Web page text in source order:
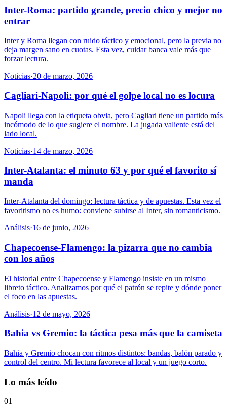
Inter-Roma: partido grande, precio chico y mejor no
entrar
Inter y Roma llegan con ruido táctico y emocional, pero la previa no
deja margen sano en cuotas. Esta vez, cuidar banca vale más que
forzar lectura.
Noticias·20 de marzo, 2026
Cagliari-Napoli: por qué el golpe local no es locura
Napoli llega con la etiqueta obvia, pero Cagliari tiene un partido más
incómodo de lo que sugiere el nombre. La jugada valiente está del
lado local.
Noticias·14 de marzo, 2026
Inter-Atalanta: el minuto 63 y por qué el favorito sí
manda
Inter-Atalanta del domingo: lectura táctica y de apuestas. Esta vez el
favoritismo no es humo: conviene subirse al Inter, sin romanticismo.
Análisis·16 de junio, 2026
Chapecoense-Flamengo: la pizarra que no cambia
con los años
El historial entre Chapecoense y Flamengo insiste en un mismo
libreto táctico. Analizamos por qué el patrón se repite y dónde poner
el foco en las apuestas.
Análisis·12 de mayo, 2026
Bahia vs Gremio: la táctica pesa más que la camiseta
Bahia y Gremio chocan con ritmos distintos: bandas, balón parado y
control del centro. Mi lectura favorece al local y un juego corto.
Lo más leído
01